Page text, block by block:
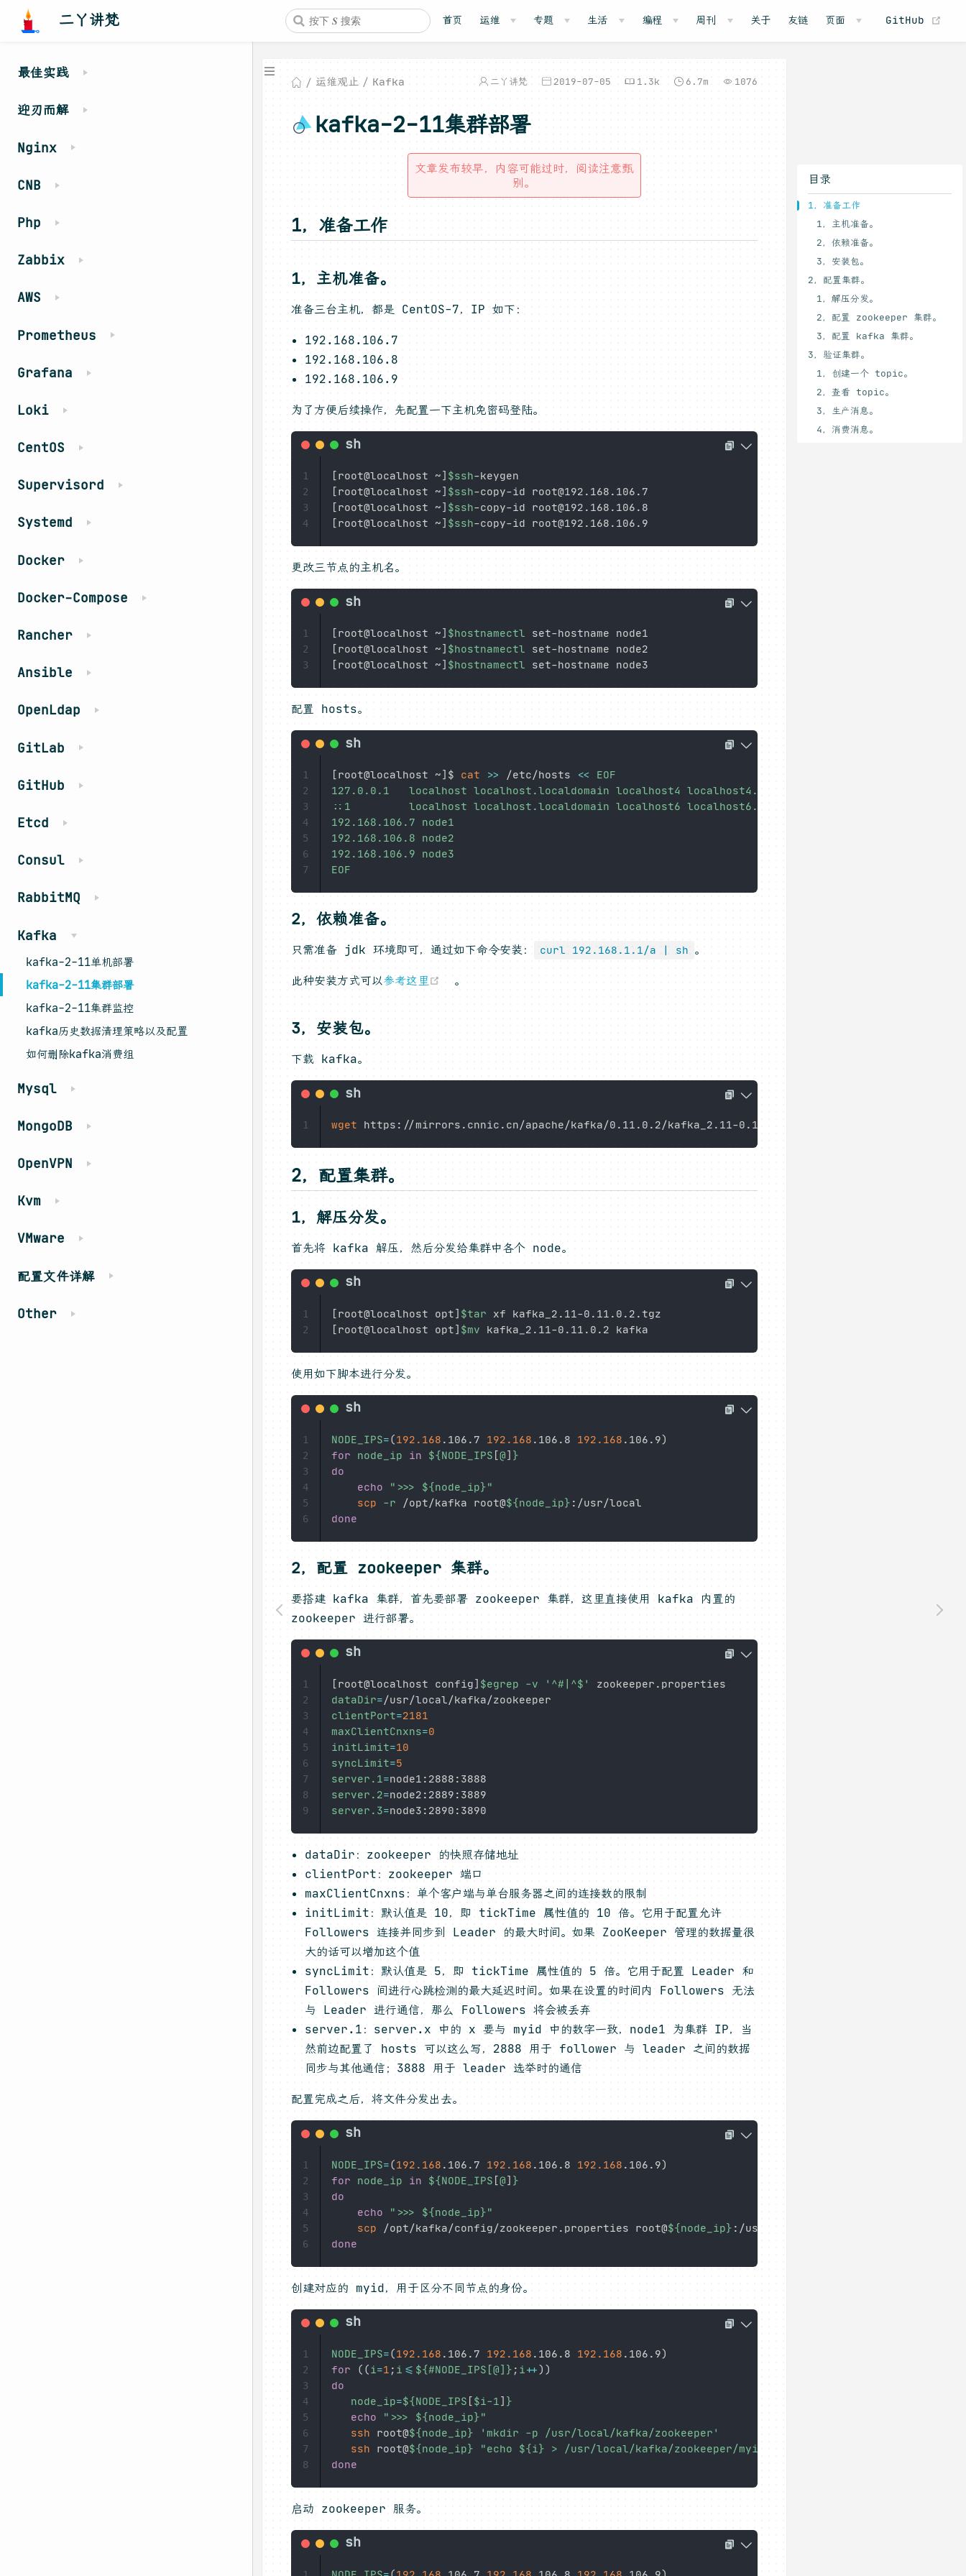
二丫讲梵 首页 运维 专题 生活 编程 周刊 关于 友链 页面 GitHub
最佳实践
迎刃而解
Nginx
CNB
Php
Zabbix
AWS
Prometheus
Grafana
Loki
CentOS
Supervisord
Systemd
Docker
Docker-Compose
Rancher
Ansible
OpenLdap
GitLab
GitHub
Etcd
Consul
RabbitMQ
Kafka
kafka-2-11单机部署
kafka-2-11集群部署
kafka-2-11集群监控
kafka历史数据清理策略以及配置
如何删除kafka消费组
Mysql
MongoDB
OpenVPN
Kvm
VMware
配置文件详解
Other
运维观止 Kafka 二丫讲梵 2019-07-05 1.3k 6.7m 1076
目录
1，准备工作
1，主机准备。
2，依赖准备。
3，安装包。
2，配置集群。
1，解压分发。
2，配置 zookeeper 集群。
3，配置 kafka 集群。
3，验证集群。
1，创建一个 topic。
2，查看 topic。
3，生产消息。
4，消费消息。
kafka-2-11集群部署
文章发布较早，内容可能过时，阅读注意甄
别。
1，准备工作
1，主机准备。
准备三台主机，都是 CentOS-7，IP 如下：
192.168.106.7
192.168.106.8
192.168.106.9
为了方便后续操作，先配置一下主机免密码登陆。
[root@localhost ~] $ssh
[root@localhost ~] $ssh
[root@localhost ~] $ssh
[root@localhost ~] $ssh
1
2
3
4
更改三节点的主机名。
[root@localhost ~] $hostnamectl
[root@localhost ~] $hostnamectl
[root@localhost ~] $hostnamectl
1
2
3
配置 hosts。
[root@localhost ~] $ cat >> /etc/hosts <<
EOF
127.0.0.1   localhost localhost.localdomain localhost4 localhost4.localdomain4
::1         localhost localhost.localdomain localhost6 localhost6.localdomain6
192.168.106.7 node1
192.168.106.8 node2
192.168.106.9 node3
EOF
1
2
3
4
5
6
7
2，依赖准备。
只需准备 jdk 环境即可，通过如下命令安装： curl 192.168.1.1/a | sh 。
此种安装方式可以参考这里 (opens new window)
。
3，安装包。
下载 kafka。
wget
1
2，配置集群。
1，解压分发。
首先将 kafka 解压，然后分发给集群中各个 node。
[root@localhost opt] $tar
[root@localhost opt] $mv
1
2
使用如下脚本进行分发。
NODE_IPS=(192.168 .106.7 192.168 .106.8 192.168 .106.9)
for
node_ip in ${NODE_IPS [@] }
do
echo
">>> ${node_ip}"
scp
-r /opt/kafka root@${node_ip}
done
1
2
3
4
5
6
2，配置 zookeeper 集群。
要搭建 kafka 集群，首先要部署 zookeeper 集群，这里直接使用 kafka 内置的
zookeeper 进行部署。
[root@localhost config] $egrep -v '^#|^$'
dataDir=
clientPort=2181
maxClientCnxns=0
initLimit=10
syncLimit=5
server.1=
server.2=
server.3=
1
2
3
4
5
6
7
8
9
dataDir：zookeeper 的快照存储地址
clientPort：zookeeper 端口
maxClientCnxns：单个客户端与单台服务器之间的连接数的限制
initLimit：默认值是 10，即 tickTime 属性值的 10 倍。它用于配置允许
Followers 连接并同步到 Leader 的最大时间。如果 ZooKeeper 管理的数据量很
大的话可以增加这个值
syncLimit：默认值是 5，即 tickTime 属性值的 5 倍。它用于配置 Leader 和
Followers 间进行心跳检测的最大延迟时间。如果在设置的时间内 Followers 无法
与 Leader 进行通信，那么 Followers 将会被丢弃
server.1：server.x 中的 x 要与 myid 中的数字一致，node1 为集群 IP，当
然前边配置了 hosts 可以这么写，2888 用于 follower 与 leader 之间的数据
同步与其他通信；3888 用于 leader 选举时的通信
配置完成之后，将文件分发出去。
NODE_IPS=(192.168 .106.7 192.168 .106.8 192.168 .106.9)
for
node_ip in ${NODE_IPS [@] }
do
echo
">>> ${node_ip}"
scp /opt/kafka/config/zookeeper.properties root@${node_ip}
done
1
2
3
4
5
6
创建对应的 myid，用于区分不同节点的身份。
NODE_IPS=(192.168 .106.7 192.168 .106.8 192.168 .106.9)
for
((i=1 ; i <= ${#NODE_IPS[@]} ; i++))
do
node_ip=${NODE_IPS [$i-1] }
echo
">>> ${node_ip}"
ssh root@${node_ip}
'mkdir -p /usr/local/kafka/zookeeper'
ssh root@${node_ip} "echo ${i} > /usr/local/kafka/zookeeper/myid"
done
1
2
3
4
5
6
7
8
启动 zookeeper 服务。